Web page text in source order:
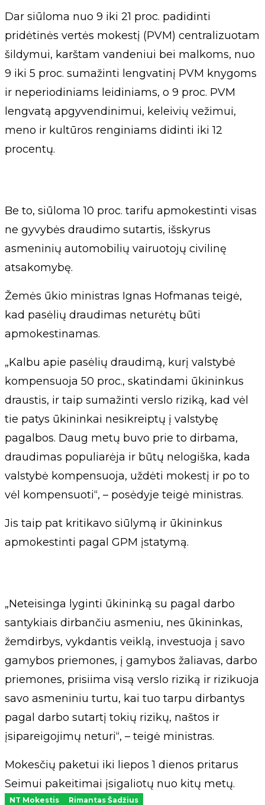
Dar siūloma nuo 9 iki 21 proc. padidinti
pridėtinės vertės mokestį (PVM) centralizuotam
šildymui, karštam vandeniui bei malkoms, nuo
9 iki 5 proc. sumažinti lengvatinį PVM knygoms
ir neperiodiniams leidiniams, o 9 proc. PVM
lengvatą apgyvendinimui, keleivių vežimui,
meno ir kultūros renginiams didinti iki 12
procentų.
Be to, siūloma 10 proc. tarifu apmokestinti visas
ne gyvybės draudimo sutartis, išskyrus
asmeninių automobilių vairuotojų civilinę
atsakomybę.
Žemės ūkio ministras Ignas Hofmanas teigė,
kad pasėlių draudimas neturėtų būti
apmokestinamas.
„Kalbu apie pasėlių draudimą, kurį valstybė
kompensuoja 50 proc., skatindami ūkininkus
draustis, ir taip sumažinti verslo riziką, kad vėl
tie patys ūkininkai nesikreiptų į valstybę
pagalbos. Daug metų buvo prie to dirbama,
draudimas populiarėja ir būtų nelogiška, kada
valstybė kompensuoja, uždėti mokestį ir po to
vėl kompensuoti“, – posėdyje teigė ministras.
Jis taip pat kritikavo siūlymą ir ūkininkus
apmokestinti pagal GPM įstatymą.
„Neteisinga lyginti ūkininką su pagal darbo
santykiais dirbančiu asmeniu, nes ūkininkas,
žemdirbys, vykdantis veiklą, investuoja į savo
gamybos priemones, į gamybos žaliavas, darbo
priemones, prisiima visą verslo riziką ir rizikuoja
savo asmeniniu turtu, kai tuo tarpu dirbantys
pagal darbo sutartį tokių rizikų, naštos ir
įsipareigojimų neturi“, – teigė ministras.
Mokesčių paketui iki liepos 1 dienos pritarus
Seimui pakeitimai įsigaliotų nuo kitų metų.
NT Mokestis Rimantas Šadžius